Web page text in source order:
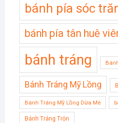
bánh pía sóc
bánh pía tân huê
bánh tráng
Bánh Tráng Mỹ Lồng
Bánh Tráng Mỹ Lồng Dừa Mè
Bánh Tráng Trộn